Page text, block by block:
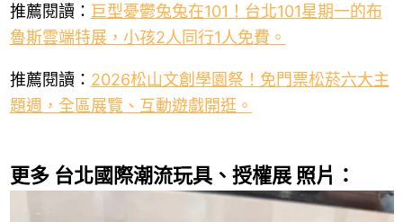
推薦閱讀： 巨型憂鬱兔兔在101！台北101星期一的布
魯斯雲端特展，小孩2人同行1人免費。
推薦閱讀： 2026松山文創學園祭！免門票松菸六大主
題週，全區展覽、互動遊戲開逛。
更多 台北國際潮流玩具、授權展 照片：